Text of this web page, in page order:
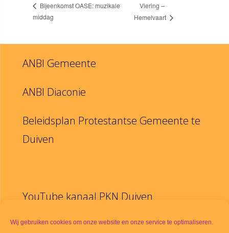
Wij gebruiken cookies om onze website en onze service te optimaliseren.
Bijeenkomst OASE: muzikale
middag
Viering –
Hemelvaart
ANBI Gemeente
ANBI Diaconie
Beleidsplan Protestantse Gemeente te
Duiven
YouTube kanaal PKN Duiven
Disclaimer